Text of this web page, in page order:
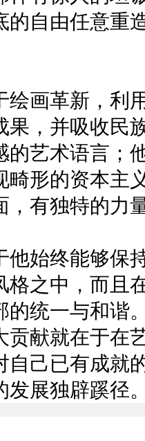
的自由任意重
绘画革新，利
果，并吸收民
的艺术语言；
畸形的资本主
，有独特的力
他始终能够保
格之中，而且
的统一与和谐
贡献就在于在
自己已有成就
发展独辟蹊径